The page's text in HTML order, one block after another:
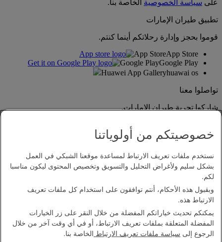
على سياسة الخصوصية الخاصة بنا.
تطبيق طيران الإمارات
قوموا بحجز وإدارة رحلاتكم أينما كنتم.
App StoreApp Store
Google PlayGoogle Play
Huawei App Galleryhuawai os
تواصلوا معنا
شاركوا تجربة طيران الإمارات.
بيان إمكانية الدخول
اتصل بنا
سياسة الخصوصية
الشروط والأحكام
سياسة ملفات تعريف الارتباط
خصوصيتكم من أولوياتنا
نستخدم ملفات تعريف الارتباط لمساعدة موقعنا الشبكي في العمل
بشكل سليم ولأغراض التحليل والتسويق وتخصيص المحتوى ليكون مناسبا
لكم.
وبقبول هذه الأحكام، أنتم توافقون على استخدام كل ملفات تعريف
الارتباط هذه.
يمكنكم تحديث خياراتكم المفضلة من خلال النقر على زر الخيارات
المفضلة المتعلقة بملفات تعريف الارتباط، أو في أي وقت آخر من خلال
الرجوع إلى سياسة ملفات تعريف الارتباط الخاصة بنا.